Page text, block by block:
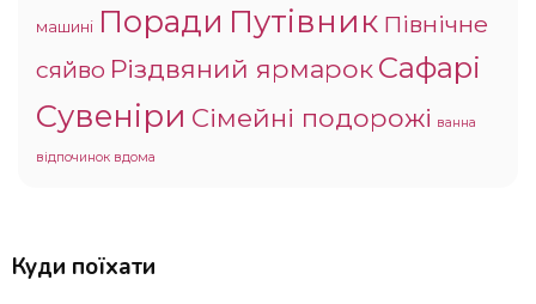
машині Поради Путівник Північне
сяйво Різдвяний ярмарокСафарі
Сувеніри Сімейні подорожі ванна
відпочинок вдома
Куди поїхати